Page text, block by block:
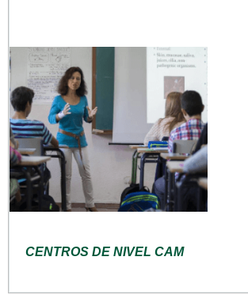
CENTROS DE NIVEL CAM